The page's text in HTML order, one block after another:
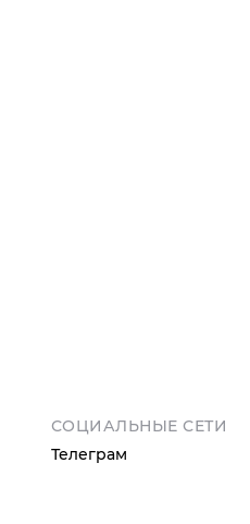
СОЦИАЛЬНЫЕ СЕТИ
Телеграм